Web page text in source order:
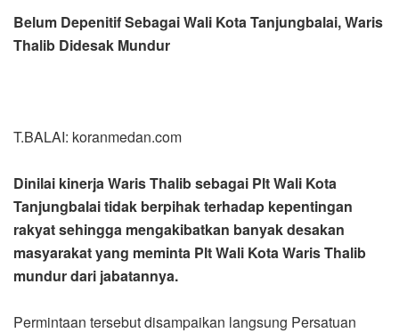
Belum Depenitif Sebagai Wali Kota Tanjungbalai, Waris
Thalib Didesak Mundur
T.BALAI: koranmedan.com
Dinilai kinerja Waris Thalib sebagai Plt Wali Kota
Tanjungbalai tidak berpihak terhadap kepentingan
rakyat sehingga mengakibatkan banyak desakan
masyarakat yang meminta Plt Wali Kota Waris Thalib
mundur dari jabatannya.
Permintaan tersebut disampaikan langsung Persatuan